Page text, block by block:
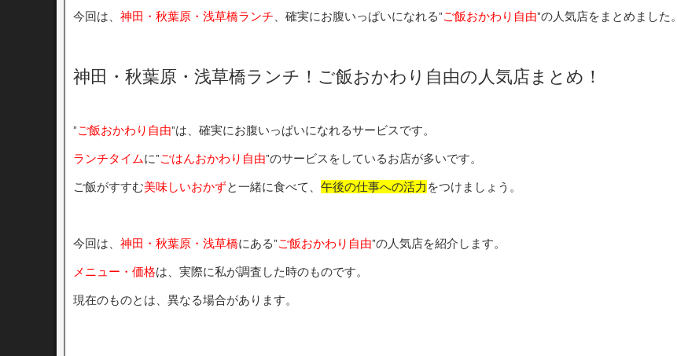
今回は、 神田・秋葉原・浅草橋ランチ 、確実にお腹いっぱいになれる”ご飯おかわり自由”の人気店をまとめました。
神田・秋葉原・浅草橋ランチ！ご飯おかわり自由の人気店まとめ！
”ご飯おかわり自由”は、確実にお腹いっぱいになれるサービスです。
ランチタイムに”ごはんおかわり自由”のサービスをしているお店が多いです。
ご飯がすすむ美味しいおかずと一緒に食べて、 午後の仕事への活力 をつけましょう。
今回は、 神田・秋葉原・浅草橋にある”ご飯おかわり自由”の人気店を紹介します。
メニュー・価格は、実際に私が調査した時のものです。
現在のものとは、異なる場合があります。